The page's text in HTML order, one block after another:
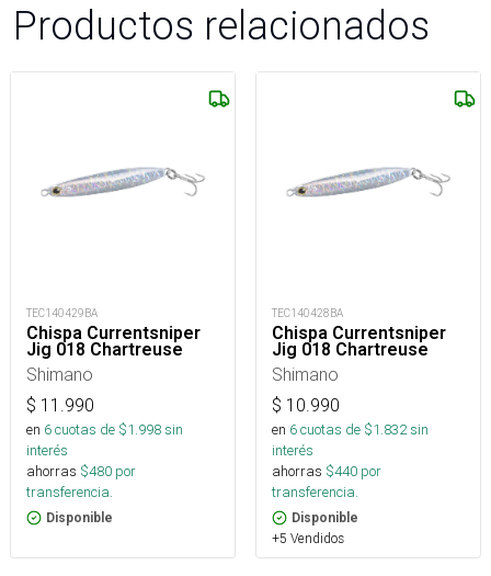
Productos relacionados
TEC140429BA
Chispa Currentsniper
Jig 018 Chartreuse
Shimano
$ 11.990
en 6cuotas de $1.998sin
interés
ahorras $480 por
transferencia.
Disponible
TEC140428BA
Chispa Currentsniper
Jig 018 Chartreuse
Shimano
$ 10.990
en 6cuotas de $1.832sin
interés
ahorras $440 por
transferencia.
Disponible
+5 Vendidos